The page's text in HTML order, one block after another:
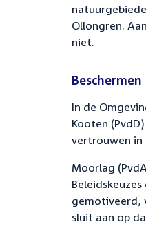
Ollongren.
niet.
In de
Kooten
vertrouwen in
Moorlag
gemotiveerd,
sluit aan op